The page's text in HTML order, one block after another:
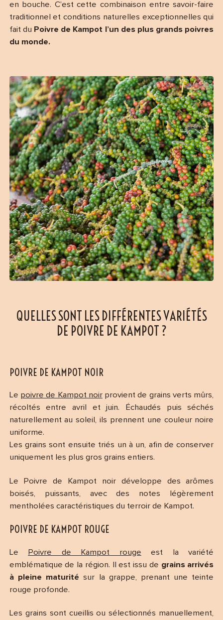
en bouche. C’est cette combinaison entre savoir-faire
traditionnel et conditions naturelles exceptionnelles qui
fait du Poivre de Kampot l’un des plus grands poivres
du monde.
QUELLES SONT LES DIFFÉRENTES VARIÉTÉS
DE POIVRE DE KAMPOT ?
POIVRE DE KAMPOT NOIR
Le poivre de Kampot noirprovient de grains verts mûrs,
récoltés entre avril et juin. Échaudés puis séchés
naturellement au soleil, ils prennent une couleur noire
uniforme.
Les grains sont ensuite triés un à un, afin de conserver
uniquement les plus gros grains entiers.
Le Poivre de Kampot noir développe des arômes
boisés, puissants, avec des notes légèrement
mentholées caractéristiques du terroir de Kampot.
POIVRE DE KAMPOT ROUGE
Le Poivre de Kampot rouge est la variété
emblématique de la région. Il est issu de grains arrivés
à pleine maturité sur la grappe, prenant une teinte
rouge profonde.
Les grains sont cueillis ou sélectionnés manuellement,